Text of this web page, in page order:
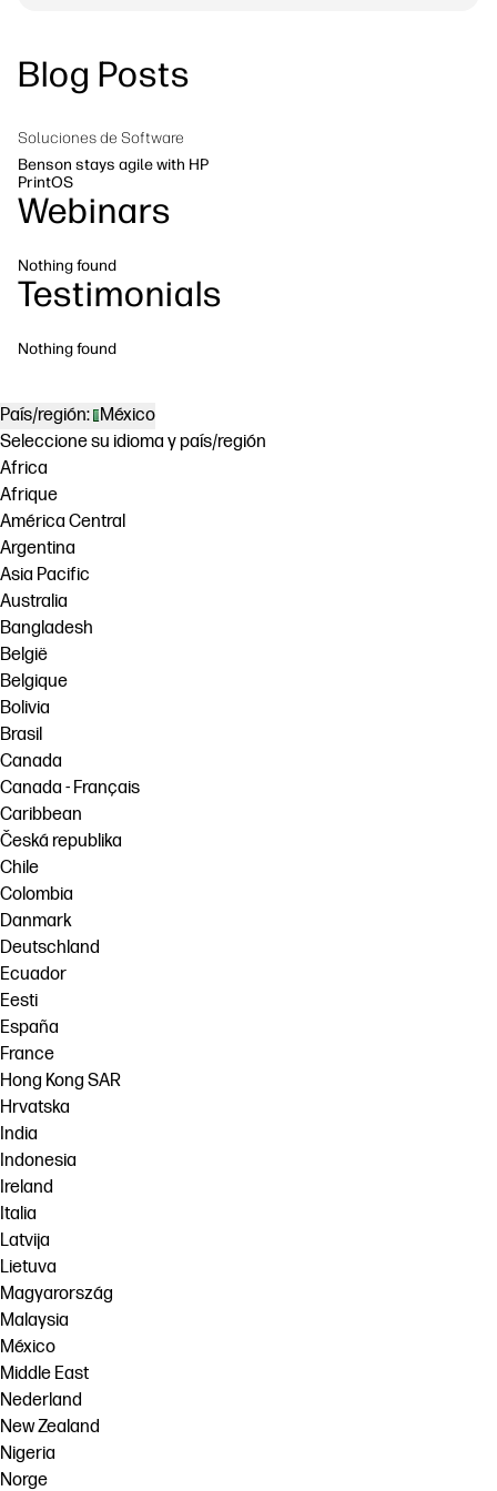
Sostenibilidad
Blog Posts
Soluciones de Software
Benson stays agile with HP
PrintOS
Webinars
Nothing found
Testimonials
Nothing found
País/región: México
Seleccione su idioma y país/región
Africa
Afrique
América Central
Argentina
Asia Pacific
Australia
Bangladesh
België
Belgique
Bolivia
Brasil
Canada
Canada - Français
Caribbean
Česká republika
Chile
Colombia
Danmark
Deutschland
Ecuador
Eesti
España
France
Hong Kong SAR
Hrvatska
India
Indonesia
Ireland
Italia
Latvija
Lietuva
Magyarország
Malaysia
México
Middle East
Nederland
New Zealand
Nigeria
Norge